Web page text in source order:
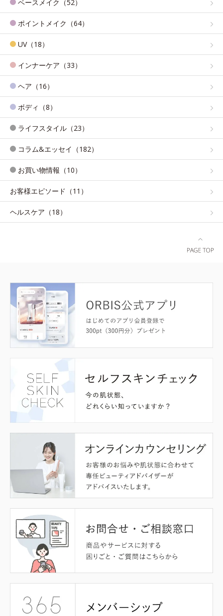
ベースメイク（52）
ポイントメイク（64）
UV（18）
インナーケア（33）
ヘア（16）
ボディ（8）
ライフスタイル（23）
コラム&エッセイ（182）
お買い物情報（10）
お客様エピソード（11）
ヘルスケア（18）